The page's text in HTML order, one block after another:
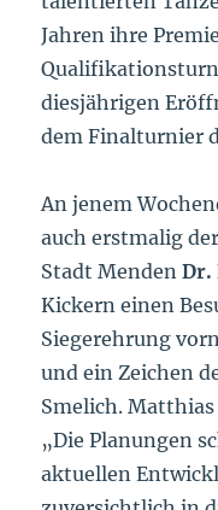
Jahren ihre
diesjährigen
dem Finalturnier
An jenem
auch erstmalig
Stadt MendenDr.
Kickern einen
Siegerehrung
und ein Zeichen
Smelich.
„Die Planungen
aktuellen